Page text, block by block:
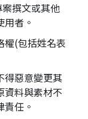
撰文或其他
者。
權(包括姓名表
得惡意變更其
資料與素材不
任。